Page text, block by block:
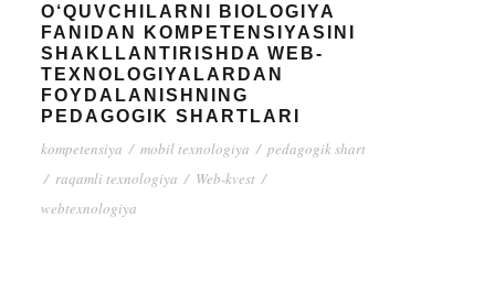
O‘QUVCHILARNI BIOLOGIYA
FANIDAN KOMPETENSIYASINI
SHAKLLANTIRISHDA WEB-
TEXNOLOGIYALARDAN
FOYDALANISHNING
PEDAGOGIK SHARTLARI
kompetensiya / mobil texnologiya / pedagogik shart
/ raqamli texnologiya / Web-kvest /
webtexnologiya